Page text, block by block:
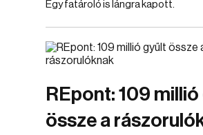
Egy fatároló is lángra kapott.
REpont: 109
össze a